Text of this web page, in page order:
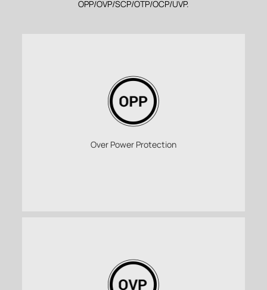
OPP/OVP/SCP/OTP/OCP/UVP.
Over Power Protection